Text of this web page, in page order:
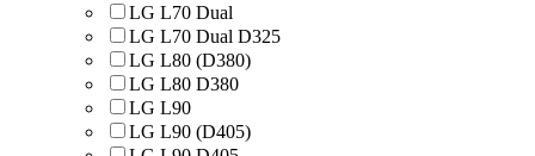
LG L70 Dual
LG L70 Dual D325
LG L80 (D380)
LG L80 D380
LG L90
LG L90 (D405)